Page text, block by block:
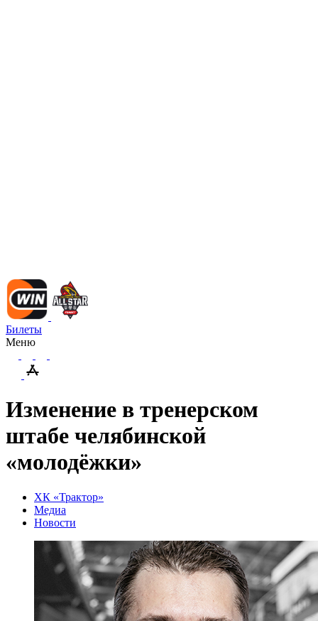
Билеты
Меню
Изменение в тренерском
штабе челябинской
«молодёжки»
ХК «Трактор»
Медиа
Новости